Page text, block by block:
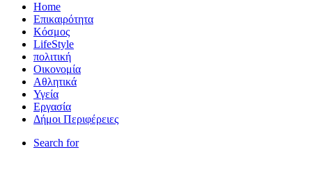
Home
Επικαιρότητα
Κόσμος
LifeStyle
πολιτική
Οικονομία
Αθλητικά
Υγεία
Εργασία
Δήμοι Περιφέρειες
Search for